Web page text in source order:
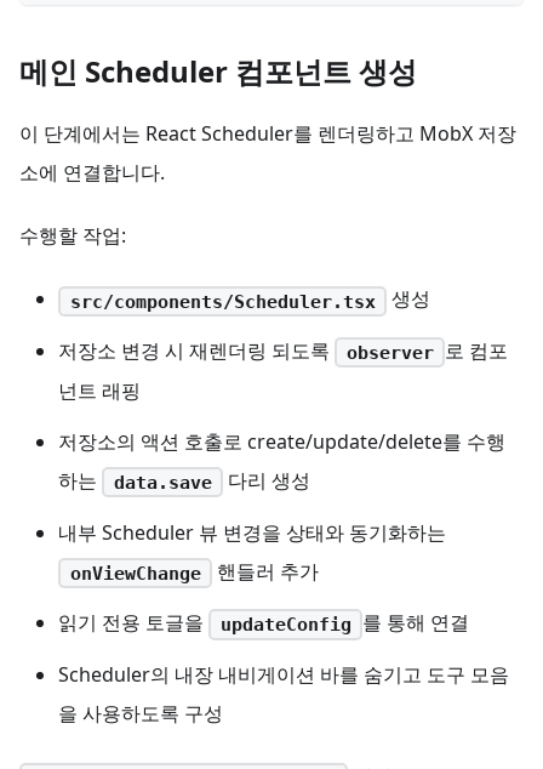
메인 Scheduler 컴포넌트 생성
이 단계에서는 React Scheduler를 렌더링하고 MobX 저장
소에 연결합니다.
수행할 작업:
src/components/Scheduler.tsx
생성
저장소 변경 시 재렌더링 되도록
observer 로 컴포
넌트 래핑
저장소의 액션 호출로 create/update/delete를 수행
하는
data.save
다리 생성
내부 Scheduler 뷰 변경을 상태와 동기화하는
onViewChange
핸들러 추가
읽기 전용 토글을
updateConfig
를 통해 연결
Scheduler의 내장 내비게이션 바를 숨기고 도구 모음
을 사용하도록 구성